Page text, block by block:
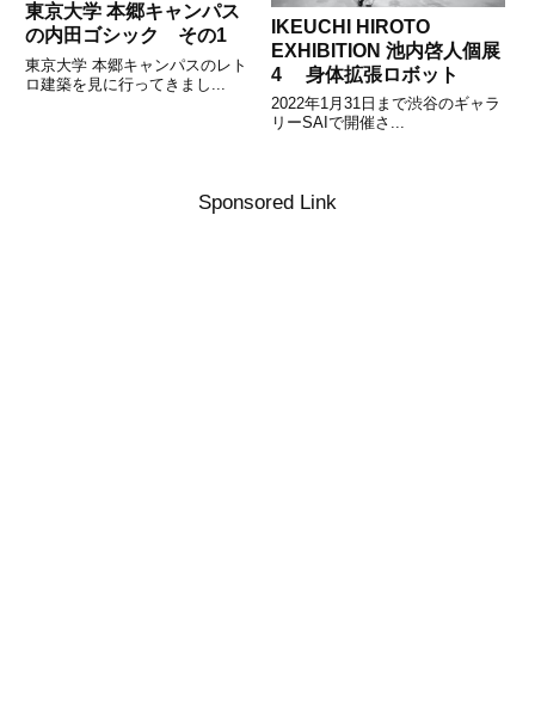
東京大学 本郷キャンパス
の内田ゴシック その1
東京大学 本郷キャンパスのレト
ロ建築を見に行ってきまし...
IKEUCHI HIROTO
EXHIBITION 池内啓人個展
4 身体拡張ロボット
2022年1月31日まで渋谷のギャラ
リーSAIで開催さ...
Sponsored Link